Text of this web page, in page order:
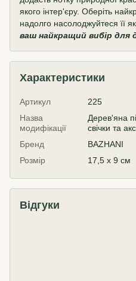
якого інтер'єру. Оберіть
надолго насолоджуйтеся її
ваш найкращий вибір для
Характеристики
Артикул
225
Назва
модифікації
Дерев'яна
свічки та
Бренд
BAZHANI
Розмір
17,5 x 9 см
Відгуки